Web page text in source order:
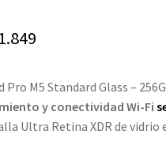
1.849
Pro M5 Standard Glass –
y conectividad Wi-Fi
Ultra Retina XDR de vidrio